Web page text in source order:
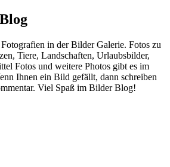
in der Bilder Galerie. Fotos zu
Tiere, Landschaften, Urlaubsbilder,
Fotos und weitere Photos gibt es im
Ihnen ein Bild gefällt, dann schreiben
Viel Spaß im Bilder Blog!